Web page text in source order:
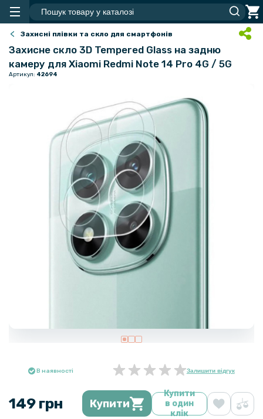
Захисні плівки та скло для смартфонів
Захисне скло 3D Tempered Glass на задню
камеру для Xiaomi Redmi Note 14 Pro 4G / 5G
Артикул: 42694
В наявності Залишити відгук
149 грн Купити
Купити
в один
клік